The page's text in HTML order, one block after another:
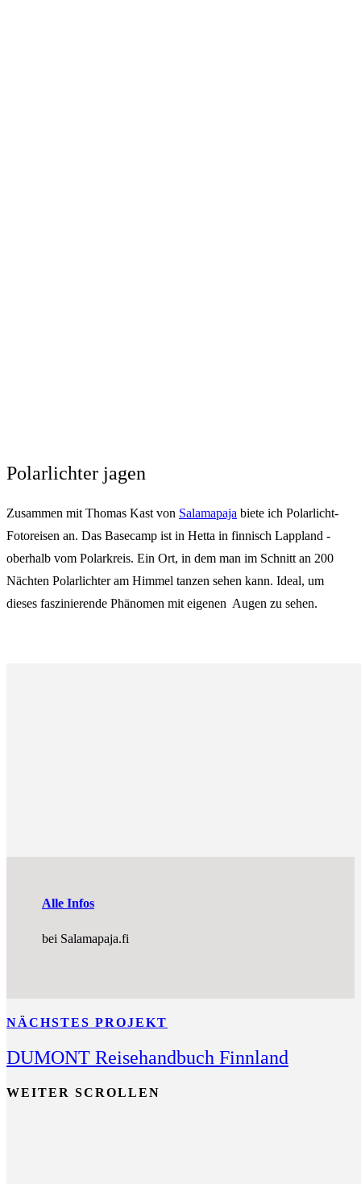
Polarlichter jagen
Zusammen mit Thomas Kast von Salamapaja biete ich Polarlicht-
Fotoreisen an. Das Basecamp ist in Hetta in finnisch Lappland -
oberhalb vom Polarkreis. Ein Ort, in dem man im Schnitt an 200
Nächten Polarlichter am Himmel tanzen sehen kann. Ideal, um
dieses faszinierende Phänomen mit eigenen Augen zu sehen.
Alle Infos
bei Salamapaja.fi
NÄCHSTES PROJEKT
DUMONT Reisehandbuch Finnland
WEITER SCROLLEN